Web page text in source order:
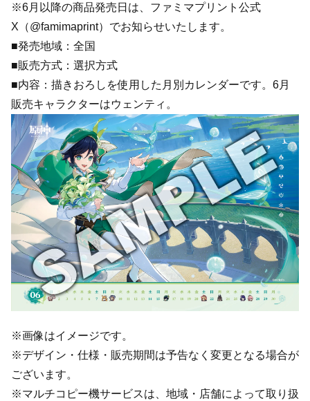
※6月以降の商品発売日は、ファミマプリント公式
X（@famimaprint）でお知らせいたします。
■発売地域：全国
■販売方式：選択方式
■内容：描きおろしを使用した月別カレンダーです。6月
販売キャラクターはウェンティ。
※画像はイメージです。
※デザイン・仕様・販売期間は予告なく変更となる場合が
ございます。
※マルチコピー機サービスは、地域・店舗によって取り扱